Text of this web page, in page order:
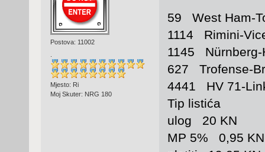
Postova: 11002
Mjesto: Ri
Moj Skuter: NRG 180
59 West
1114 Rimini-
1145
627
4441 HV 71-
Tip listića
ulog 20 KN
MP 5% 0,95 KN